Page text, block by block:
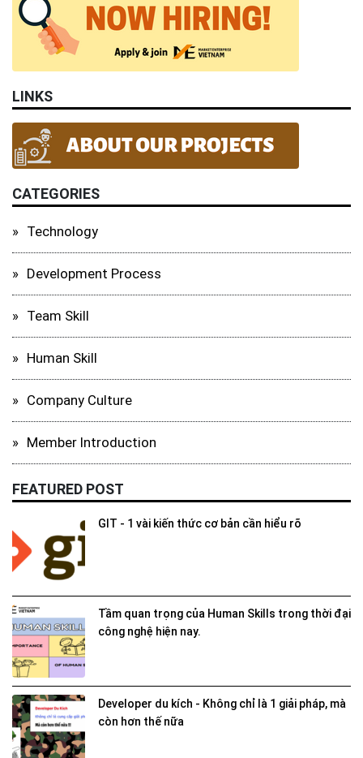
LINKS
CATEGORIES
Technology
Development Process
Team Skill
Human Skill
Company Culture
Member Introduction
FEATURED POST
GIT - 1 vài kiến thức cơ bản cần hiểu rõ
Tầm quan trọng của Human Skills trong thời đại
công nghệ hiện nay.
Developer du kích - Không chỉ là 1 giải pháp, mà
còn hơn thế nữa